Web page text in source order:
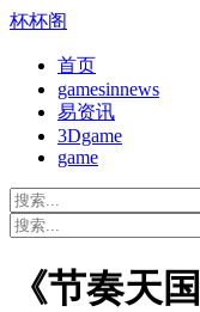
杯杯阁
首页
gamesinnews
易资讯
3Dgame
game
《节奏天